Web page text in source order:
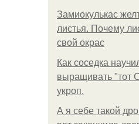
Замиокулькас
листья. Почему
свой окрас
Как соседка
выращивать "тот
укроп.
А я себе такой